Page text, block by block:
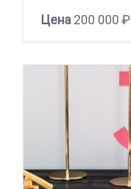
Цена 200 000 ₽